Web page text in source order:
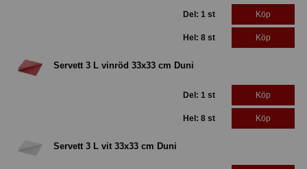
Del: 1 st Köp
Hel: 8 st Köp
Servett 3 L vinröd 33x33 cm Duni
Del: 1 st Köp
Hel: 8 st Köp
Servett 3 L vit 33x33 cm Duni